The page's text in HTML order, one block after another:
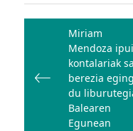
Bidalketetan
zehar
nabigatu
Miriam
Mendoza
kontalariak
berezia
du
Balearen
Egunean